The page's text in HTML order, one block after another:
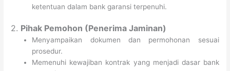
ketentuan dalam bank garansi terpenuhi.
2. Pihak Pemohon (Penerima Jaminan)
Menyampaikan dokumen dan permohonan sesuai
prosedur.
Memenuhi kewajiban kontrak yang menjadi dasar bank